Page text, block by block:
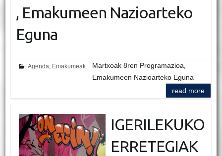
, Emakumeen Nazioarteko
Eguna
Agenda, Emakumeak
Martxoak 8ren Programazioa,
Emakumeen Nazioarteko Eguna
read more
IGERILEKUKO
ERRETEGIAK